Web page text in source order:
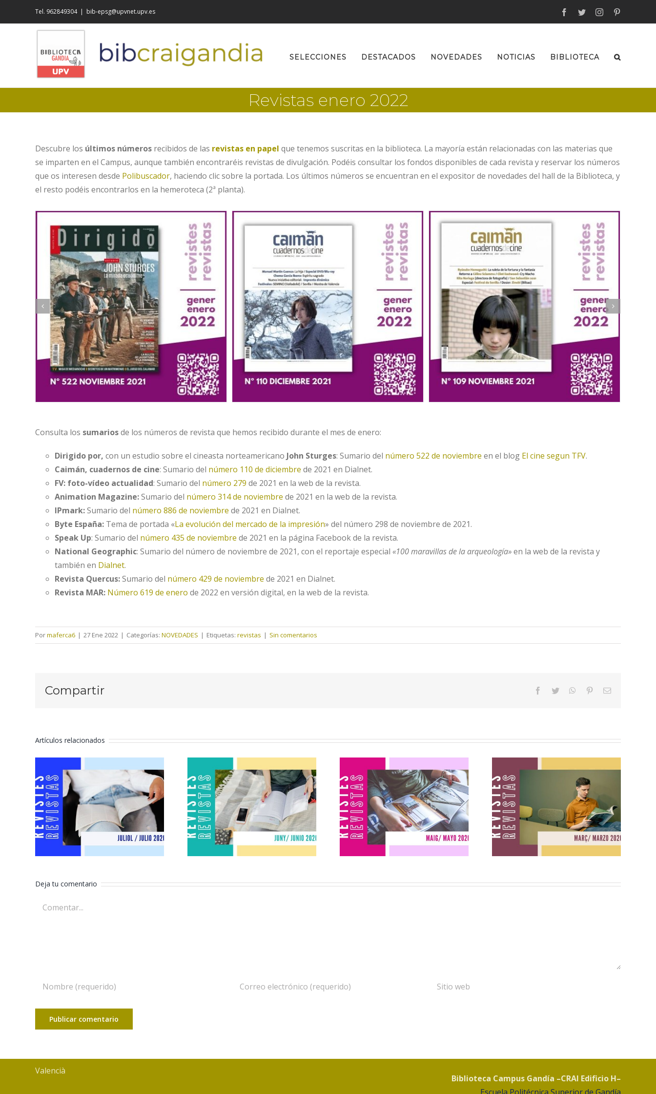
Tel. 962849304 | bib-epsg@upvnet.upv.es facebook
twitterinstagram
Buscar:
SELECCIONES DESTACADOS NOVEDADES NOTICIAS BIBLIOTECA
Revistas enero 2022
Descubre los últimos números recibidos de las revistas en papel que tenemos suscritas en la biblioteca. La mayoría están relacionadas con las materias que
se imparten en el Campus, aunque también encontraréis revistas de divulgación. Podéis consultar los fondos disponibles de cada revista y reservar los números
que os interesen desde Polibuscador, haciendo clic sobre la portada. Los últimos números se encuentran en el expositor de novedades del hall de la Biblioteca, y
el resto podéis encontrarlos en la hemeroteca (2ª planta).
Consulta los sumariosde los números de revista que hemos recibido durante el mes de enero:
Dirigido por, con un estudio sobre el cineasta norteamericano John Sturges: Sumario del número 522 de noviembre en el blog El cine segun TFV.
Caimán, cuadernos de cine: Sumario del número 110 de diciembre de 2021 en Dialnet.
FV: foto-vídeo actualidad: Sumario del número 279 de 2021 en la web de la revista.
Animation Magazine:Sumario del número 314 de noviembre de 2021 en la web de la revista.
IPmark:Sumario del número 886 de noviembre de 2021 en Dialnet.
Byte España: Tema de portada «La evolución del mercado de la impresión» del número 298 de noviembre de 2021.
Speak Up: Sumario del número 435 de noviembre de 2021 en la página Facebook de la revista.
National Geographic: Sumario del número de noviembre de 2021, con el reportaje especial «100 maravillas de la arqueología»en la web de la revista y
también en Dialnet.
Revista Quercus:Sumario del número 429 de noviembre de 2021 en Dialnet.
Revista MAR: Número 619 de enero de 2022 en versión digital, en la web de la revista.
Pormaferca6 | 27 Ene 2022 | Categorías: NOVEDADES | Etiquetas: revistas | Sin comentarios
Compartir facebooktwitter whatsapppinterestCorreo
Artículos relacionados
Revistas julio
2026
Revistas junio
2026
Revistas mayo
2026
Revistas marzo
2026
Deja tu comentario
Comentar
Valencià
Biblioteca Campus Gandía –CRAI Edificio H–